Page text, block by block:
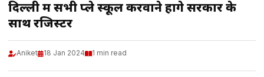
दिल्ली में सभी प्ले स्कूल करवाने होंगे सरकार के
साथ रजिस्टर
Aniket 18 Jan 2024 1 min read